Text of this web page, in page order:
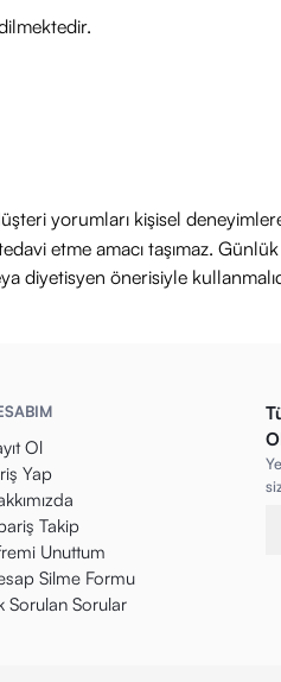
yorumları kişisel
etme amacı taşımaz.
diyetisyen önerisiyle
Ol
Yap
Takip
Unuttum
Silme Formu
Sorulan Sorular